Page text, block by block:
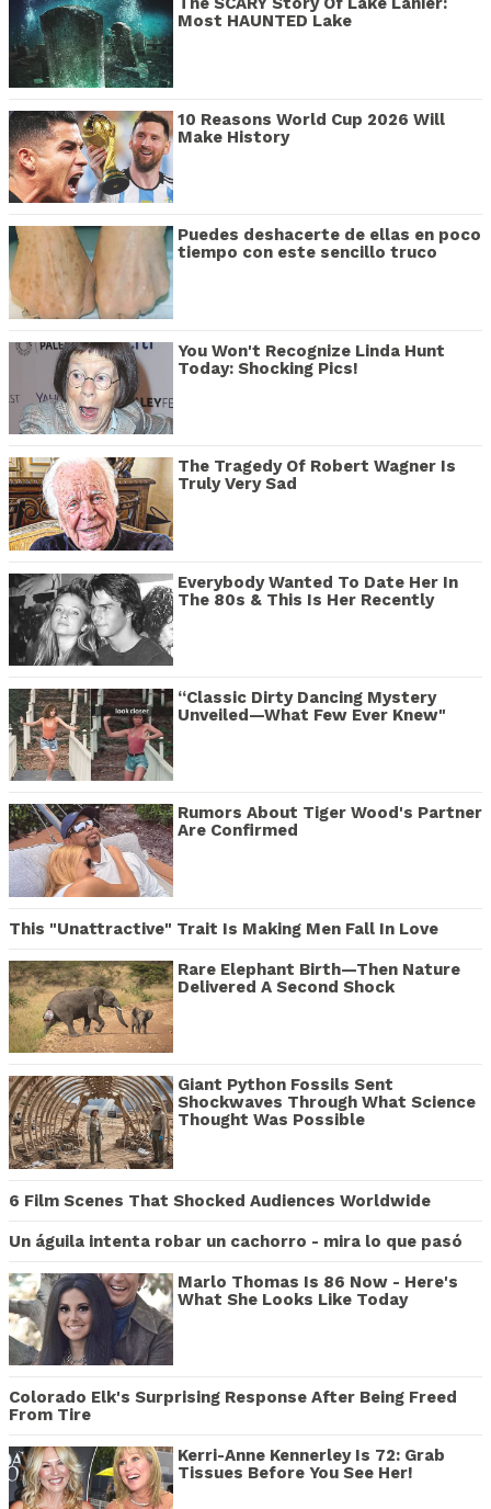
Most HAUNTED Lake
10 Reasons World Cup 2026 Will
Make History
Puedes deshacerte de ellas en poco
tiempo con este sencillo truco
You Won't Recognize Linda Hunt
Today: Shocking Pics!
The Tragedy Of Robert Wagner Is
Truly Very Sad
Everybody Wanted To Date Her In
The 80s & This Is Her Recently
“Classic Dirty Dancing Mystery
Unveiled—What Few Ever Knew"
Rumors About Tiger Wood's Partner
Are Confirmed
This "Unattractive" Trait Is Making Men Fall In Love
Rare Elephant Birth—Then Nature
Delivered A Second Shock
Giant Python Fossils Sent
Shockwaves Through What Science
Thought Was Possible
6 Film Scenes That Shocked Audiences Worldwide
Un águila intenta robar un cachorro - mira lo que pasó
Marlo Thomas Is 86 Now - Here's
What She Looks Like Today
Colorado Elk's Surprising Response After Being Freed
From Tire
Kerri-Anne Kennerley Is 72: Grab
Tissues Before You See Her!